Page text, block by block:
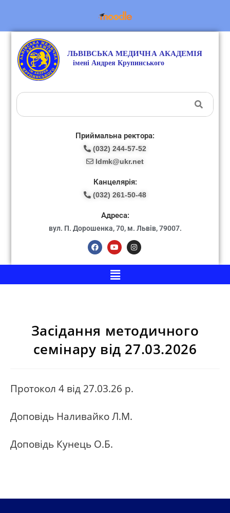
Приймальна ректора:
(032) 244-57-52
ldmk@ukr.net
Канцелярія:
(032) 261-50-48
Адреса:
вул. П. Дорошенка, 70, м. Львів, 79007.
Засідання методичного
семінару від 27.03.2026
Протокол 4 від 27.03.26 р.
Доповідь Наливайко Л.М.
Доповідь Кунець О.Б.